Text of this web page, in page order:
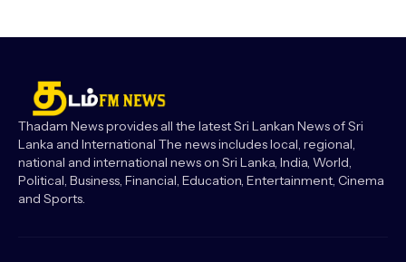
Thadam News provides all the latest Sri Lankan News of Sri
Lanka and International The news includes local, regional,
national and international news on Sri Lanka, India, World,
Political, Business, Financial, Education, Entertainment, Cinema
and Sports.